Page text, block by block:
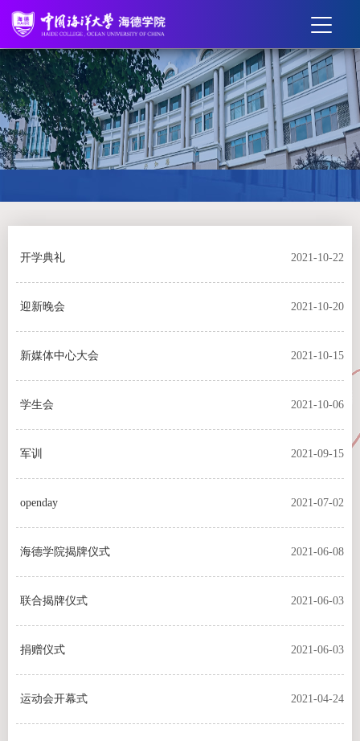
开学典礼 2021-10-22
迎新晚会 2021-10-20
新媒体中心大会 2021-10-15
学生会 2021-10-06
军训 2021-09-15
openday 2021-07-02
海德学院揭牌仪式 2021-06-08
联合揭牌仪式 2021-06-03
捐赠仪式 2021-06-03
运动会开幕式 2021-04-24